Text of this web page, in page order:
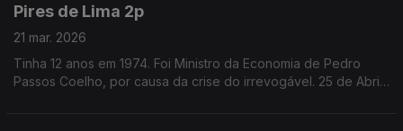
Pires de Lima 2p
21 mar. 2026
Tinha 12 anos em 1974. Foi Ministro da Economia de Pedro
Passos Coelho, por causa da crise do irrevogável. 25 de Abril